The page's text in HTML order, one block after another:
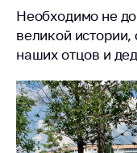
Торговля и
Защита прав
Необходимо не
великой истории,
наших отцов и